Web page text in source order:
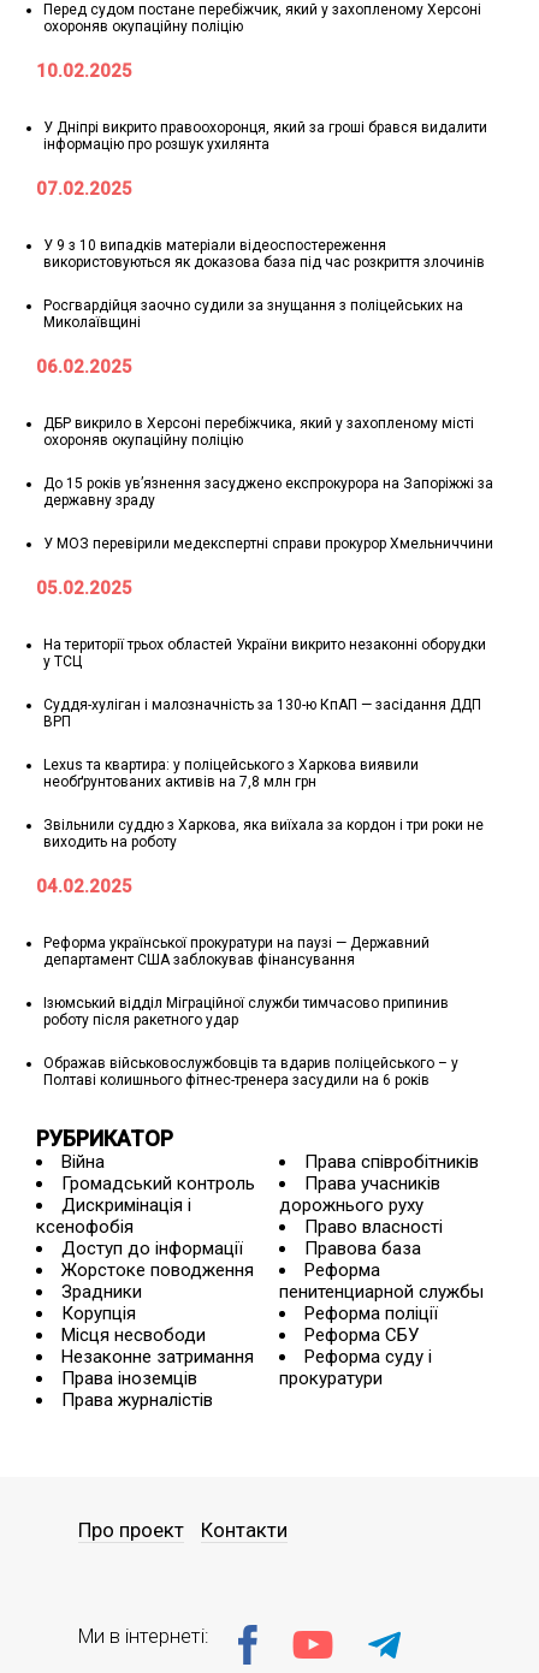
Перед судом постане перебіжчик, який у захопленому Херсоні
охороняв окупаційну поліцію
10.02.2025
У Дніпрі викрито правоохоронця, який за гроші брався видалити
інформацію про розшук ухилянта
07.02.2025
У 9 з 10 випадків матеріали відеоспостереження
використовуються як доказова база під час розкриття злочинів
Росгвардійця заочно судили за знущання з поліцейських на
Миколаївщині
06.02.2025
ДБР викрило в Херсоні перебіжчика, який у захопленому місті
охороняв окупаційну поліцію
До 15 років ув’язнення засуджено експрокурора на Запоріжжі за
державну зраду
У МОЗ перевірили медекспертні справи прокурор Хмельниччини
05.02.2025
На території трьох областей України викрито незаконні оборудки
у ТСЦ
Суддя-хуліган і малозначність за 130-ю КпАП — засідання ДДП
ВРП
Lexus та квартира: у поліцейського з Харкова виявили
необґрунтованих активів на 7,8 млн грн
Звільнили суддю з Харкова, яка виїхала за кордон і три роки не
виходить на роботу
04.02.2025
Реформа української прокуратури на паузі — Державний
департамент США заблокував фінансування
Ізюмський відділ Міграційної служби тимчасово припинив
роботу після ракетного удар
Ображав військовослужбовців та вдарив поліцейського – у
Полтаві колишнього фітнес-тренера засудили на 6 років
РУБРИКАТОР
Війна
Громадський контроль
Дискримінація і
ксенофобія
Доступ до інформації
Жорстоке поводження
Зрадники
Корупція
Місця несвободи
Незаконне затримання
Права іноземців
Права журналістів
Права співробітників
Права учасників
дорожнього руху
Право власності
Правова база
Реформа
пенитенциарной службы
Реформа поліції
Реформа СБУ
Реформа суду і
прокуратури
Про проект Контакти
Ми в інтернеті: